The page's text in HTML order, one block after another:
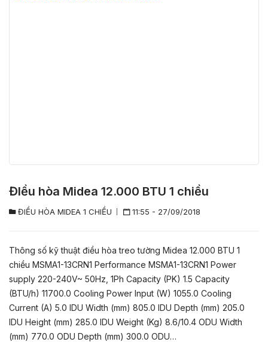
ĐIều hòa Midea 12.000 BTU 1 chiều
ĐIỀU HÒA MIDEA 1 CHIỀU 11:55 - 27/09/2018
Thông số kỹ thuật điều hòa treo tường Midea 12.000 BTU 1
chiều MSMA1-13CRN1 Performance MSMA1-13CRN1 Power
supply 220-240V~ 50Hz, 1Ph Capacity (PK) 1.5 Capacity
(BTU/h) 11700.0 Cooling Power Input (W) 1055.0 Cooling
Current (A) 5.0 IDU Width (mm) 805.0 IDU Depth (mm) 205.0
IDU Height (mm) 285.0 IDU Weight (Kg) 8.6/10.4 ODU Width
(mm) 770.0 ODU Depth (mm) 300.0 ODU…